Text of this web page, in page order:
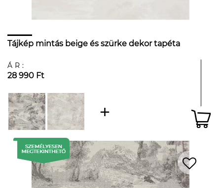
Tájkép mintás beige és szürke dekor tapéta
ÁR:
28 990 Ft